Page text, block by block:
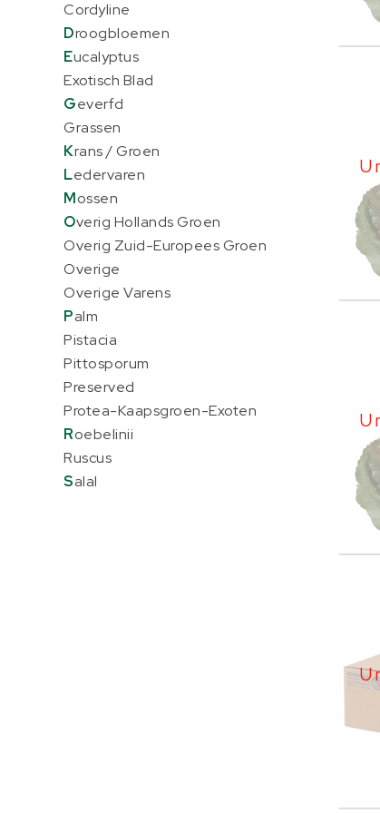
Cordyline
Droogbloemen
Eucalyptus
Exotisch Blad
Geverfd
Grassen
Krans / Groen
Ledervaren
Mossen
Overig Hollands Groen
Overig Zuid-Europees Groen
Overige
Overige Varens
Palm
Pistacia
Pittosporum
Preserved
Protea-Kaapsgroen-Exoten
Roebelinii
Ruscus
Salal
U
U
U